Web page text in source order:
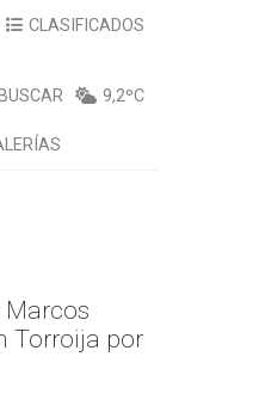
CLASIFICADOS
BUSCAR 9,2ºC
Marcos
Torroija por